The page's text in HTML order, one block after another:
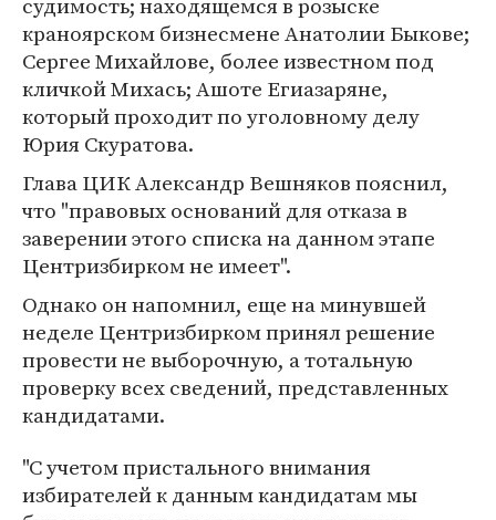
краноярском бизнесмене Анатолии Быкове;
Сергее Михайлове, более известном под
кличкой Михась; Ашоте Егиазаряне,
который проходит по уголовному делу
Юрия Скуратова.
Глава ЦИК Александр Вешняков пояснил,
что "правовых оснований для отказа в
заверении этого списка на данном этапе
Центризбирком не имеет".
Однако он напомнил, еще на минувшей
неделе Центризбирком принял решение
провести не выборочную, а тотальную
проверку всех сведений, представленных
кандидатами.
"С учетом пристального внимания
избирателей к данным кандидатам мы